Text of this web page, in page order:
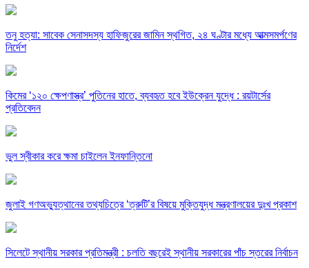
তনু হত্যা: সাবেক সেনাসদস্য হাফিজুরের জামিন স্থগিত, ২৪ ঘণ্টার মধ্যে আত্মসমর্পণের
নির্দেশ
কিমের ‘১২০ ক্ষেপণাস্ত্র’ পুতিনের হাতে, ব্যবহৃত হবে ইউক্রেন যুদ্ধে : রয়টার্সের
প্রতিবেদন
ভুল স্বীকার করে ক্ষমা চাইলেন ইনফান্তিনো
জুলাই গণঅভ্যুত্থানের তথ্যচিত্রে ‘ত্রুটি’র বিষয়ে মুক্তিযুদ্ধ মন্ত্রণালয়ের দুঃখ প্রকাশ
সিলেটে স্থানীয় সরকার প্রতিমন্ত্রী : চলতি বছরেই স্থানীয় সরকারের পাঁচ স্তরের নির্বাচন